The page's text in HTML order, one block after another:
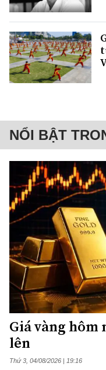
NỔI BẬT
Giá vàng hôm
lên
Thứ 3, 04/08/2026 | 19:16